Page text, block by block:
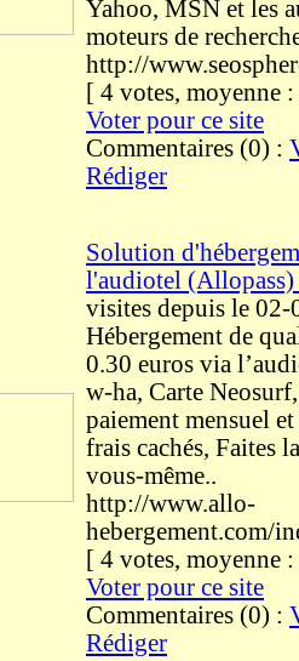
Yahoo, MSN et les
moteurs de
http://
[ 4 votes,
Voter pour ce site
Commentaires (0) :
Rédiger
Solution
l'audiotel (Allopass)
visites depuis le 02-
Hébergement de
0.30 euros via
w-ha, Carte
paiement mensuel
frais cachés, Faites
vous-même..
http://www.allo-
hebergement.com/
[ 4 votes,
Voter pour ce site
Commentaires (0) :
Rédiger